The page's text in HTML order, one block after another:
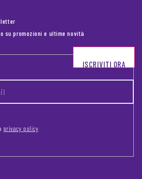
su promozioni e ultime novità
privacy policy
ISCRIVITI ORA